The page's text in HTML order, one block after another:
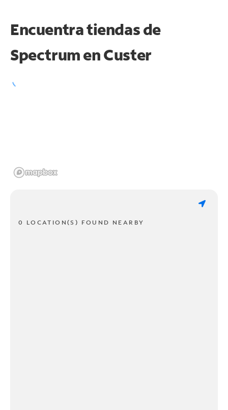
Encuentra tiendas de
Spectrum enCuster
0 LOCATION(S) FOUND NEARBY